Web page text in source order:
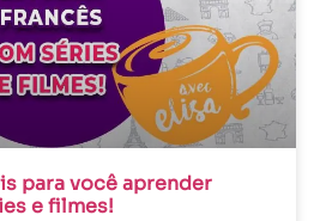
para você aprender
e filmes!